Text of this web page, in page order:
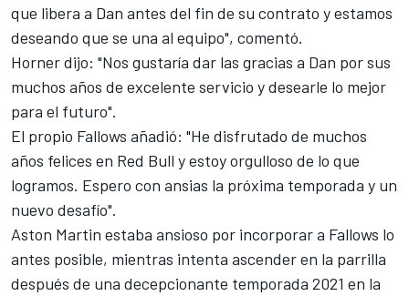
que libera a Dan antes del fin de su contrato y estamos
deseando que se una al equipo", comentó.
Horner dijo: "Nos gustaría dar las gracias a Dan por sus
muchos años de excelente servicio y desearle lo mejor
para el futuro".
El propio Fallows añadió: "He disfrutado de muchos
años felices en Red Bull y estoy orgulloso de lo que
logramos. Espero con ansias la próxima temporada y un
nuevo desafío".
Aston Martin estaba ansioso por incorporar a Fallows lo
antes posible, mientras intenta ascender en la parrilla
después de una decepcionante temporada 2021 en la